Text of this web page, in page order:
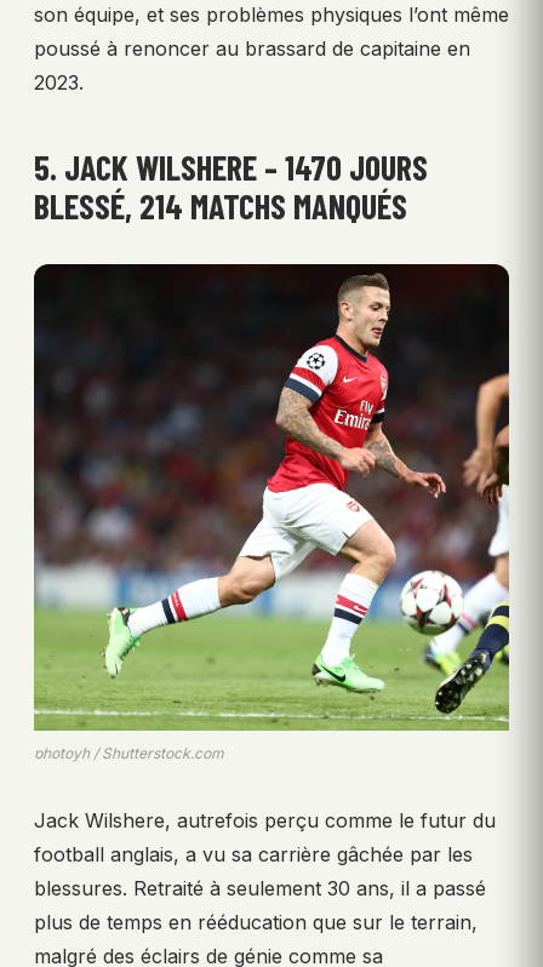
son équipe, et ses problèmes physiques l’ont même
poussé à renoncer au brassard de capitaine en
2023.
5. JACK WILSHERE – 1470 JOURS
BLESSÉ, 214 MATCHS MANQUÉS
photoyh / Shutterstock.com
Jack Wilshere, autrefois perçu comme le futur du
football anglais, a vu sa carrière gâchée par les
blessures. Retraité à seulement 30 ans, il a passé
plus de temps en rééducation que sur le terrain,
malgré des éclairs de génie comme sa